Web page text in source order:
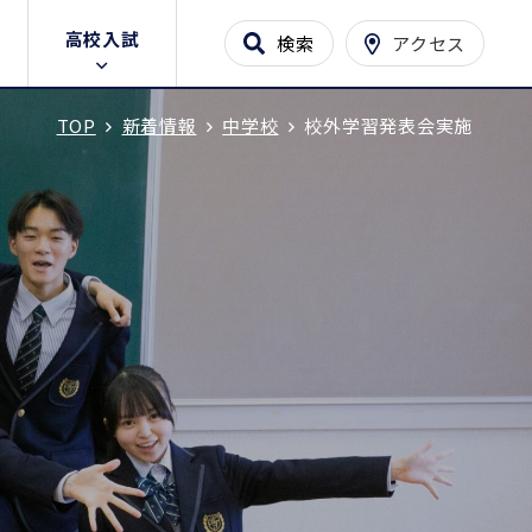
高校入試 検索 アクセス
TOP 新着情報 中学校 校外学習発表会実施